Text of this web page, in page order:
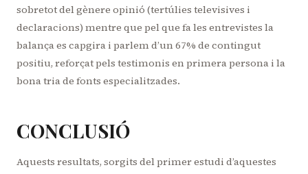
sobretot del gènere opinió (tertúlies televisives i
declaracions) mentre que pel que fa les entrevistes la
balança es capgira i parlem d’un 67% de contingut
positiu, reforçat pels testimonis en primera persona i la
bona tria de fonts especialitzades.
CONCLUSIÓ
Aquests resultats, sorgits del primer estudi d’aquestes